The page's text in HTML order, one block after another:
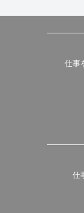
仕事
仕